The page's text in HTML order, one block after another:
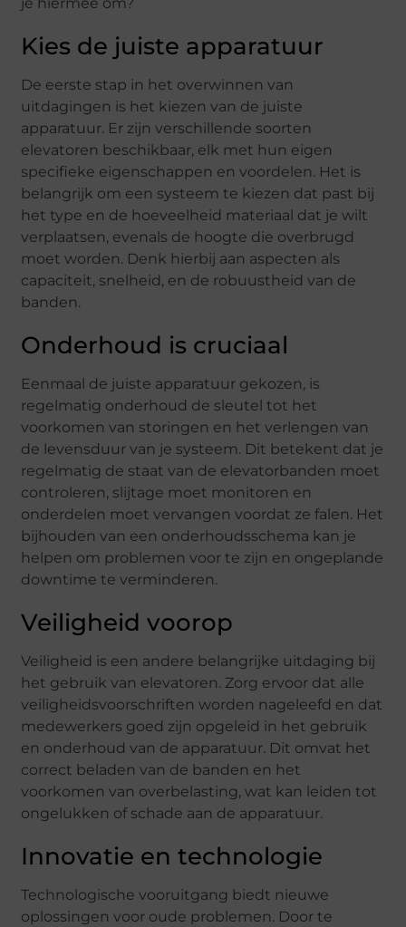
je hiermee om?
Kies de juiste apparatuur
De eerste stap in het overwinnen van
uitdagingen is het kiezen van de juiste
apparatuur. Er zijn verschillende soorten
elevatoren beschikbaar, elk met hun eigen
specifieke eigenschappen en voordelen. Het is
belangrijk om een systeem te kiezen dat past bij
het type en de hoeveelheid materiaal dat je wilt
verplaatsen, evenals de hoogte die overbrugd
moet worden. Denk hierbij aan aspecten als
capaciteit, snelheid, en de robuustheid van de
banden.
Onderhoud is cruciaal
Eenmaal de juiste apparatuur gekozen, is
regelmatig onderhoud de sleutel tot het
voorkomen van storingen en het verlengen van
de levensduur van je systeem. Dit betekent dat je
regelmatig de staat van de elevatorbanden moet
controleren, slijtage moet monitoren en
onderdelen moet vervangen voordat ze falen. Het
bijhouden van een onderhoudsschema kan je
helpen om problemen voor te zijn en ongeplande
downtime te verminderen.
Veiligheid voorop
Veiligheid is een andere belangrijke uitdaging bij
het gebruik van elevatoren. Zorg ervoor dat alle
veiligheidsvoorschriften worden nageleefd en dat
medewerkers goed zijn opgeleid in het gebruik
en onderhoud van de apparatuur. Dit omvat het
correct beladen van de banden en het
voorkomen van overbelasting, wat kan leiden tot
ongelukken of schade aan de apparatuur.
Innovatie en technologie
Technologische vooruitgang biedt nieuwe
oplossingen voor oude problemen. Door te